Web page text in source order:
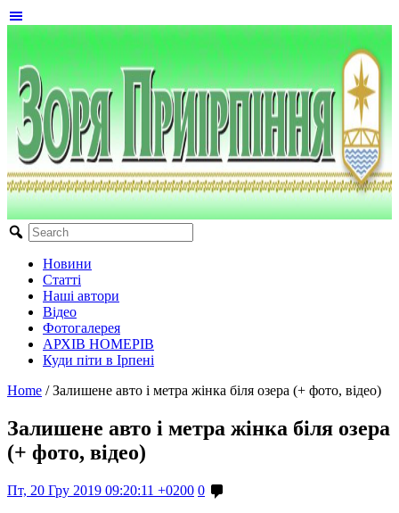
Новини
Статті
Наші автори
Відео
Фотогалерея
АРХІВ НОМЕРІВ
Куди піти в Ірпені
Home / Залишене авто і метра жінка біля озера (+ фото, відео)
Залишене авто і метра жінка біля озера
(+ фото, відео)
Пт, 20 Гру 2019 09:20:11 +0200 0